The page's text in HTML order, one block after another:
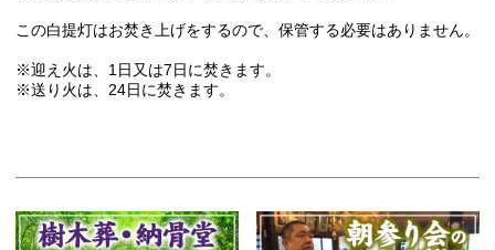
この白提灯はお焚き上げをするので、保管する必要はありません。
※迎え火は、1日又は7日に焚きます。
※送り火は、24日に焚きます。